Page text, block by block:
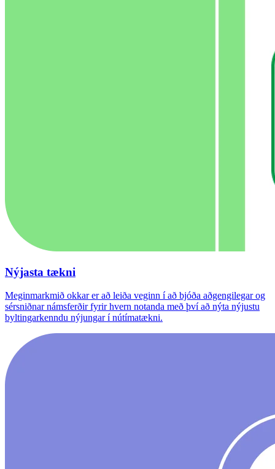
Nýjasta tækni
Meginmarkmið okkar er að leiða veginn í að bjóða aðgengilegar og
sérsniðnar námsferðir fyrir hvern notanda með því að nýta nýjustu
byltingarkenndu nýjungar í nútímatækni.